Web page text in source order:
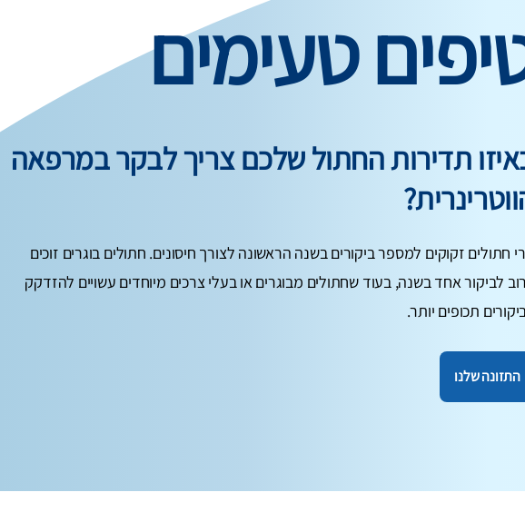
טעימים
תדירות החתול שלכם צריך לבקר במרפאה
חתולים זקוקים למספר ביקורים בשנה הראשונה לצורך חיסונים. חתולים בוגרים זוכים
לביקור אחד בשנה, בעוד שחתולים מבוגרים או בעלי צרכים מיוחדים עשויים להזדקק
תכופים יותר.
התזונה שלנו